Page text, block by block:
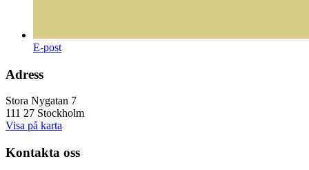
E-post
Adress
Stora Nygatan 7
111 27 Stockholm
Visa på karta
Kontakta oss